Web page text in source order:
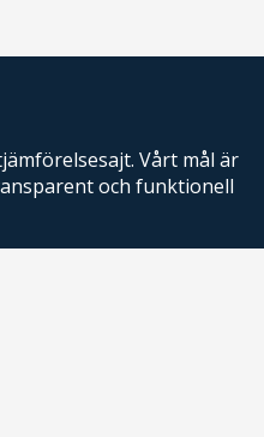
Vårt mål är
och funktionell
AdRelevance Sverige AB.